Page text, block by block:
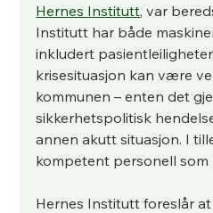
Hernes Institutt, var
Institutt har både
inkludert
krisesituasjon kan være
kommunen – enten det
sikkerhetspolitisk
annen akutt situasjon. I
kompetent personell som
Hernes Institutt foreslår